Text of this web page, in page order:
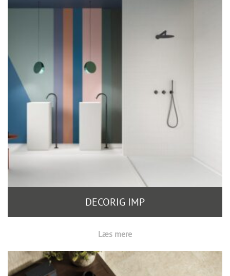
DECORIG IMP
Læs mere